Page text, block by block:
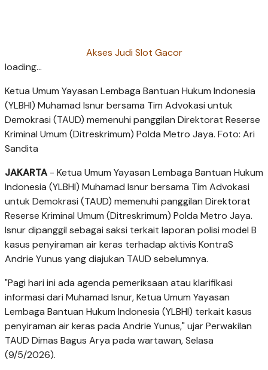
Akses Judi Slot Gacor
loading...
Ketua Umum Yayasan Lembaga Bantuan Hukum Indonesia
(YLBHI) Muhamad Isnur bersama Tim Advokasi untuk
Demokrasi (TAUD) memenuhi panggilan Direktorat Reserse
Kriminal Umum (Ditreskrimum) Polda Metro Jaya. Foto: Ari
Sandita
JAKARTA - Ketua Umum Yayasan Lembaga Bantuan Hukum
Indonesia (YLBHI) Muhamad Isnur bersama Tim Advokasi
untuk Demokrasi (TAUD) memenuhi panggilan Direktorat
Reserse Kriminal Umum (Ditreskrimum) Polda Metro Jaya.
Isnur dipanggil sebagai saksi terkait laporan polisi model B
kasus penyiraman air keras terhadap aktivis KontraS
Andrie Yunus yang diajukan TAUD sebelumnya.
"Pagi hari ini ada agenda pemeriksaan atau klarifikasi
informasi dari Muhamad Isnur, Ketua Umum Yayasan
Lembaga Bantuan Hukum Indonesia (YLBHI) terkait kasus
penyiraman air keras pada Andrie Yunus," ujar Perwakilan
TAUD Dimas Bagus Arya pada wartawan, Selasa
(9/5/2026).